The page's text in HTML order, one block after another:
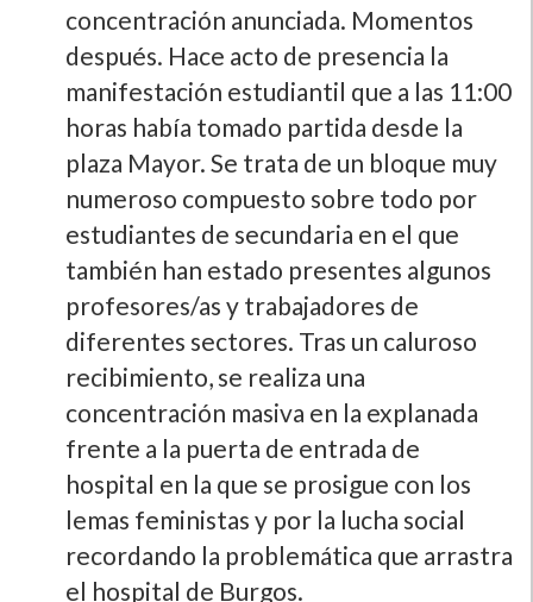
concentración anunciada. Momentos
después. Hace acto de presencia la
manifestación estudiantil que a las 11:00
horas habí­a tomado partida desde la
plaza Mayor. Se trata de un bloque muy
numeroso compuesto sobre todo por
estudiantes de secundaria en el que
también han estado presentes algunos
profesores/as y trabajadores de
diferentes sectores. Tras un caluroso
recibimiento, se realiza una
concentración masiva en la explanada
frente a la puerta de entrada de
hospital en la que se prosigue con los
lemas feministas y por la lucha social
recordando la problemática que arrastra
el hospital de Burgos.